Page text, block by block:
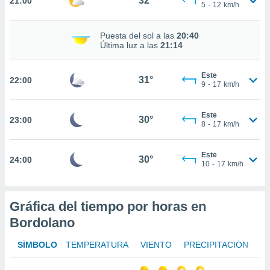
se
ni para
acceder a
web a
5 - 12 km/h
Puesta del sol a las 20:40
Última luz a las 21:14
22:00 31°
Este
9 - 17 km/h
23:00 30°
Este
8 - 17 km/h
24:00 30°
Este
10 - 17 km/h
Gráfica del tiempo por horas en
Bordolano
SÍMBOLO TEMPERATURA VIENTO PRECIPITACIÓN